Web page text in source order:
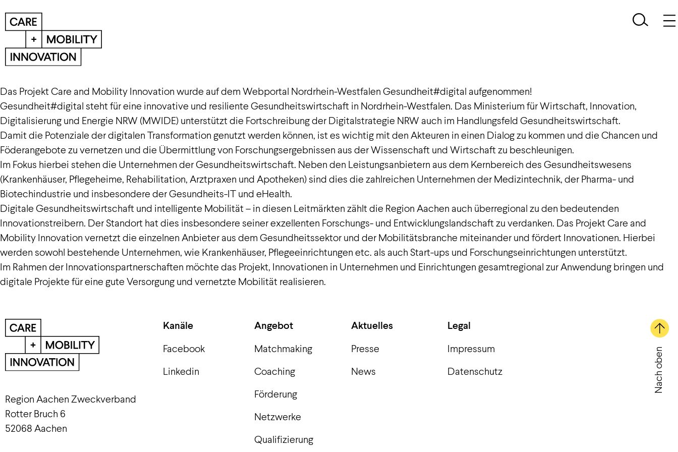
Das Projekt Care and Mobility Innovation wurde auf dem Webportal Nordrhein-Westfalen Gesundheit#digital aufgenommen!
Gesundheit#digital steht für eine innovative und resiliente Gesundheitswirtschaft in Nordrhein-Westfalen. Das Ministerium für Wirtschaft, Innovation,
Digitalisierung und Energie NRW (MWIDE) unterstützt die Fortschreibung der Digitalstrategie NRW auch im Handlungsfeld Gesundheitswirtschaft.
Damit die Potenziale der digitalen Transformation genutzt werden können, ist es wichtig mit den Akteuren in einen Dialog zu kommen und die Chancen und
Föderangebote zu vernetzen und die Übermittlung von Forschungsergebnissen aus der Wissenschaft und Wirtschaft zu beschleunigen.
Im Fokus hierbei stehen die Unternehmen der Gesundheitswirtschaft. Neben den Leistungsanbietern aus dem Kernbereich des Gesundheitswesens
(Krankenhäuser, Pflegeheime, Rehabilitation, Arztpraxen und Apotheken) sind dies die zahlreichen Unternehmen der Medizintechnik, der Pharma- und
Biotechindustrie und insbesondere der Gesundheits-IT und eHealth.
Digitale Gesundheitswirtschaft und intelligente Mobilität – in diesen Leitmärkten zählt die Region Aachen auch überregional zu den bedeutenden
Innovationstreibern. Der Standort hat dies insbesondere seiner exzellenten Forschungs- und Entwicklungslandschaft zu verdanken. Das Projekt Care and
Mobility Innovation vernetzt die einzelnen Anbieter aus dem Gesundheitssektor und der Mobilitätsbranche miteinander und fördert Innovationen. Hierbei
werden sowohl bestehende Unternehmen, wie Krankenhäuser, Pflegeeinrichtungen etc. als auch Start-ups und Forschungseinrichtungen unterstützt.
Im Rahmen der Innovationspartnerschaften möchte das Projekt, Innovationen in Unternehmen und Einrichtungen gesamtregional zur Anwendung bringen und
digitale Projekte für eine gute Versorgung und vernetzte Mobilität realisieren.
Region Aachen Zweckverband
Rotter Bruch 6
52068 Aachen
Kanäle
Facebook
Linkedin
Angebot
Matchmaking
Coaching
Förderung
Netzwerke
Qualifizierung
Aktuelles
Presse
News
Legal
Impressum
Datenschutz
Nach oben